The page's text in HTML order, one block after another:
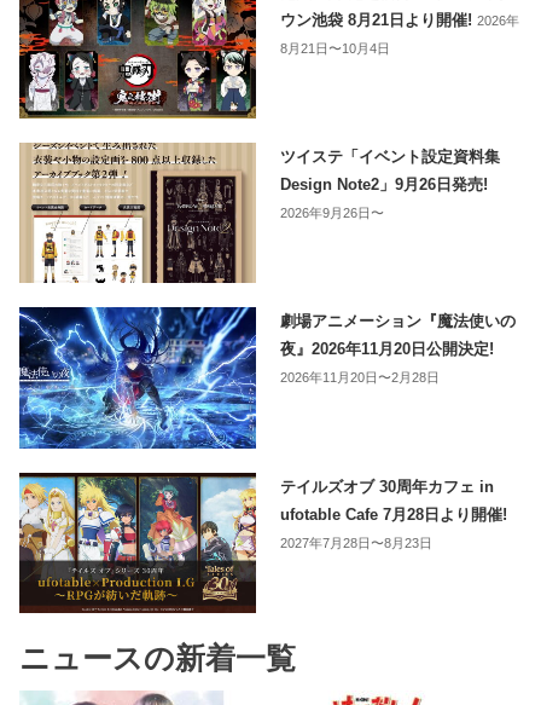
ウン池袋 8月21日より開催!2026年
8月21日〜10月4日
ツイステ「イベント設定資料集
Design Note2」9月26日発売!
2026年9月26日〜
劇場アニメーション『魔法使いの
夜』2026年11月20日公開決定!
2026年11月20日〜2月28日
テイルズオブ 30周年カフェ in
ufotable Cafe 7月28日より開催!
2027年7月28日〜8月23日
ニュースの新着一覧